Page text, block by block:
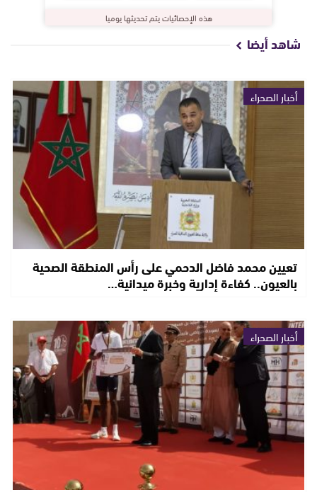
هذه الإحصائيات يتم تحديثها يوميا
شاهد أيضا
أخبار الصحراء
تعيين محمد فاضل الدحمي على رأس المنطقة الصحية
بالعيون.. كفاءة إدارية وخبرة ميدانية…
أخبار الصحراء